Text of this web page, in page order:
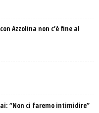
Azzolina non c’è fine al
“Non ci faremo intimidire”